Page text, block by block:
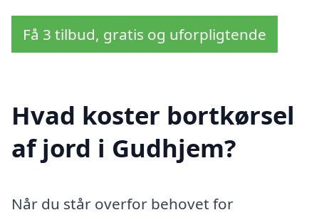
Få 3 tilbud, gratis og uforpligtende
Hvad koster bortkørsel
af jord i Gudhjem?
Når du står overfor behovet for